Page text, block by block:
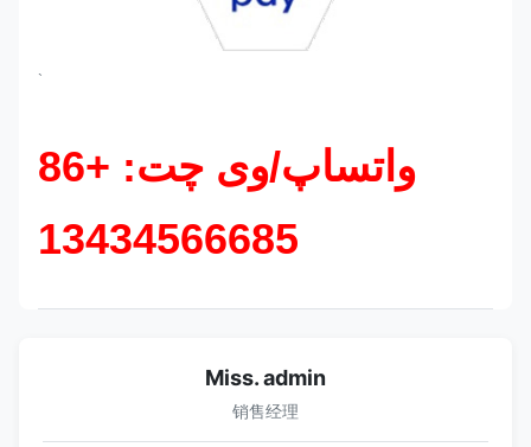
`
واتساپ/وی چت: +86
13434566685
Miss. admin
销售经理